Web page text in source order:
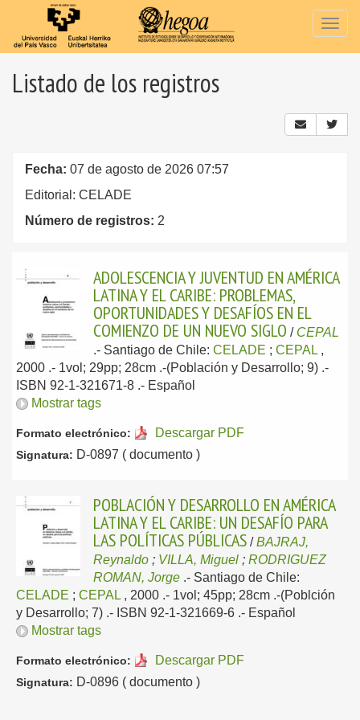
Listado de los registros
Fecha: 07 de agosto de 2026 07:57
Editorial: CELADE
Número de registros: 2
ADOLESCENCIA Y JUVENTUD EN AMÉRICA
LATINA Y EL CARIBE: PROBLEMAS,
OPORTUNIDADES Y DESAFÍOS EN EL
COMIENZO DE UN NUEVO SIGLO / CEPAL
.- Santiago de Chile: CELADE ; CEPAL ,
2000 .- 1vol; 29pp; 28cm .-(Población y Desarrollo; 9) .-
ISBN 92-1-321671-8 .- Español
Mostrar tags
Formato electrónico: Descargar PDF
Signatura: D-0897 ( documento )
POBLACIÓN Y DESARROLLO EN AMÉRICA
LATINA Y EL CARIBE: UN DESAFÍO PARA
LAS POLÍTICAS PÚBLICAS /BAJRAJ,
Reynaldo ; VILLA, Miguel ; RODRIGUEZ
ROMAN, Jorge .- Santiago de Chile:
CELADE ; CEPAL , 2000 .- 1vol; 45pp; 28cm .-(Poblción
y Desarrollo; 7) .- ISBN 92-1-321669-6 .- Español
Mostrar tags
Formato electrónico: Descargar PDF
Signatura: D-0896 ( documento )